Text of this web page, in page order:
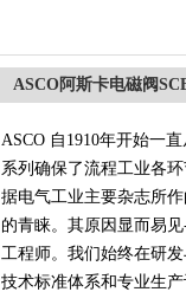
ASCO阿斯卡电磁阀
ASCO 自1910年开始一
系列确保了流程工业各
据电气工业主要杂志所
的青睐。其原因显而易
工程师。我们始终在研
技术标准体系和专业生